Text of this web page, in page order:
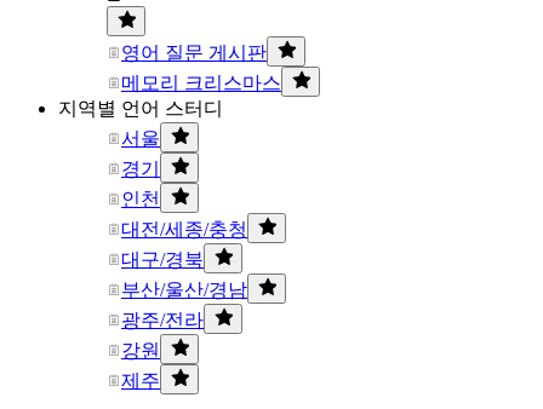
영어 질문 게시판
메모리 크리스마스
지역별 언어 스터디
서울
경기
인천
대전/세종/충청
대구/경북
부산/울산/경남
광주/전라
강원
제주